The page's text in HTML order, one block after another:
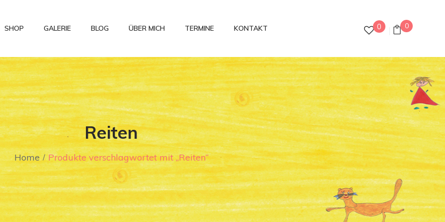
SHOP GALERIE BLOG ÜBER MICH TERMINE KONTAKT 0 0
Reiten
Home Produkte verschlagwortet mit „Reiten“